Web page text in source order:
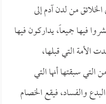
من لدن آدم إلى
فيها جميعاً، يداركون فيها
الأمة التي قبلها،
سبقتها أنها التي
والفساد، فيقع الخصام